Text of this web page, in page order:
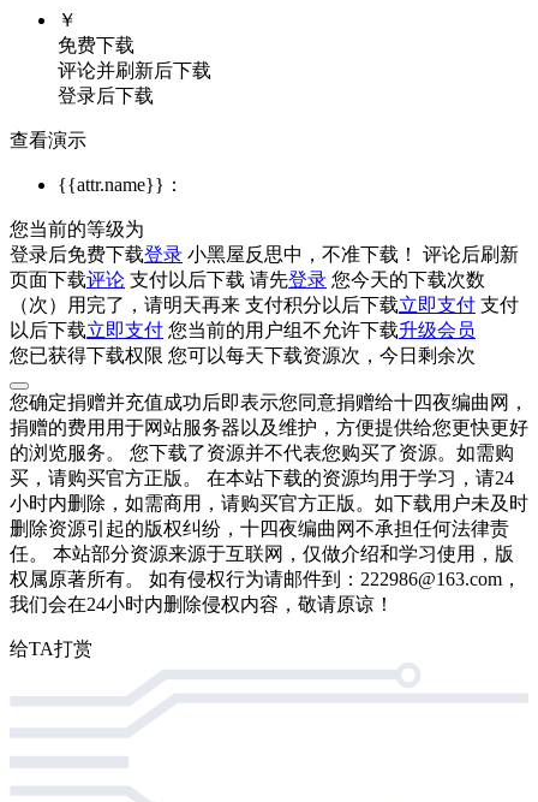
￥
免费下载
评论并刷新后下载
登录后下载
查看演示
{{attr.name}}：
您当前的等级为
登录后免费下载登录 小黑屋反思中，不准下载！ 评论后刷新
页面下载评论 支付以后下载 请先登录 您今天的下载次数
（次）用完了，请明天再来 支付积分 以后下载立即支付 支付
以后下载立即支付 您当前的用户组不允许下载升级会员
您已获得下载权限 您可以每天下载资源次，今日剩余次
您确定捐赠并充值成功后即表示您同意捐赠给十四夜编曲网，
捐赠的费用用于网站服务器以及维护，方便提供给您更快更好
的浏览服务。 您下载了资源并不代表您购买了资源。如需购
买，请购买官方正版。 在本站下载的资源均用于学习，请24
小时内删除，如需商用，请购买官方正版。如下载用户未及时
删除资源引起的版权纠纷，十四夜编曲网不承担任何法律责
任。 本站部分资源来源于互联网，仅做介绍和学习使用，版
权属原著所有。 如有侵权行为请邮件到：222986@163.com，
我们会在24小时内删除侵权内容，敬请原谅！
给TA打赏